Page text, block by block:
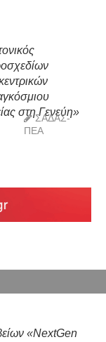
στη Γενεύη»
ΣΑΔΑΣ-
ΠΕΑ
«NextGen